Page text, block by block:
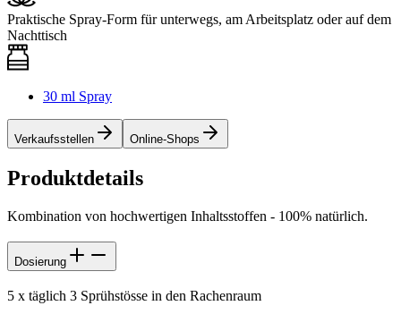
Praktische Spray-Form für unterwegs, am Arbeitsplatz oder auf dem
Nachttisch
30 ml Spray
Verkaufsstellen Online-Shops
Produktdetails
Kombination von hochwertigen Inhaltsstoffen - 100% natürlich.
Dosierung
5 x täglich 3 Sprühstösse in den Rachenraum